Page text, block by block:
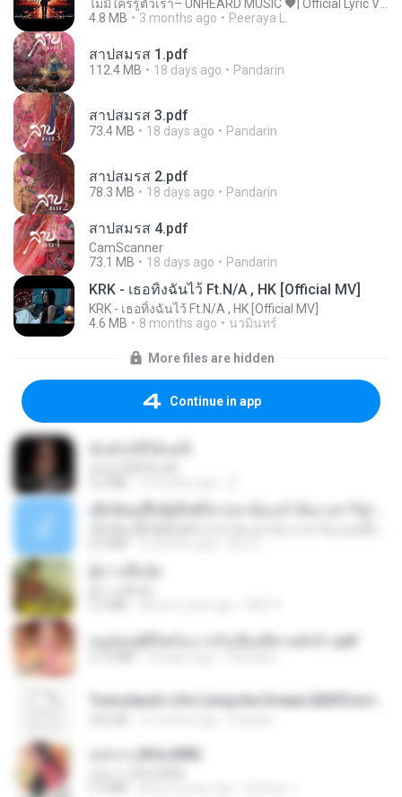
4.8 MB
3 months ago Peeraya L.
สาปสมรส 1.pdf
112.4 MB 18 days ago Pandarin
สาปสมรส 3.pdf
73.4 MB 18 days ago Pandarin
สาปสมรส 2.pdf
78.3 MB 18 days ago Pandarin
สาปสมรส 4.pdf
CamScanner
73.1 MB
18 days ago Pandarin
KRK - เธอทิ้งฉันไว้ Ft.N/A , HK [Official MV]
KRK - เธอทิ้งฉันไว้ Ft.N/A , HK [Official MV]
4.6 MB
8 months ago นวมินทร์
More files are hidden
Continue in app
หนูน้อยสู้ชีวิตกับภารกิจเลี้ยงพี่ชายทั้งห้า.pdf
กุหลาบ (KULARB)